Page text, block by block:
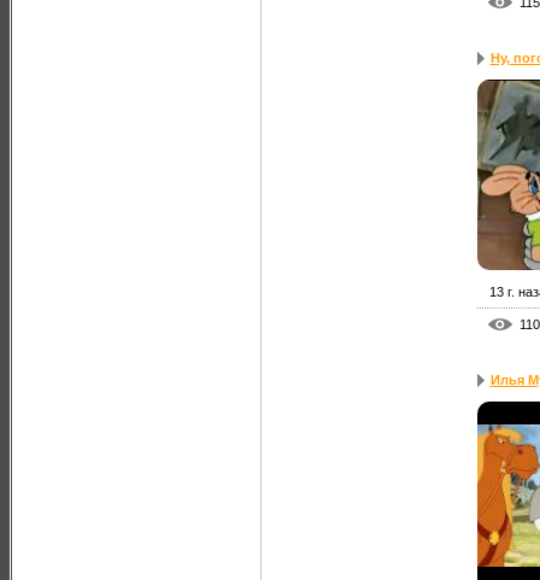
Ну,
13 г.
Илья